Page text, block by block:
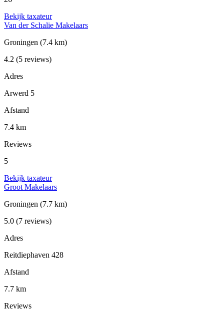
Bekijk taxateur
Van der Schalie Makelaars
Groningen (7.4 km)
4.2 (5 reviews)
Adres
Arwerd 5
Afstand
7.4 km
Reviews
5
Bekijk taxateur
Groot Makelaars
Groningen (7.7 km)
5.0 (7 reviews)
Adres
Reitdiephaven 428
Afstand
7.7 km
Reviews